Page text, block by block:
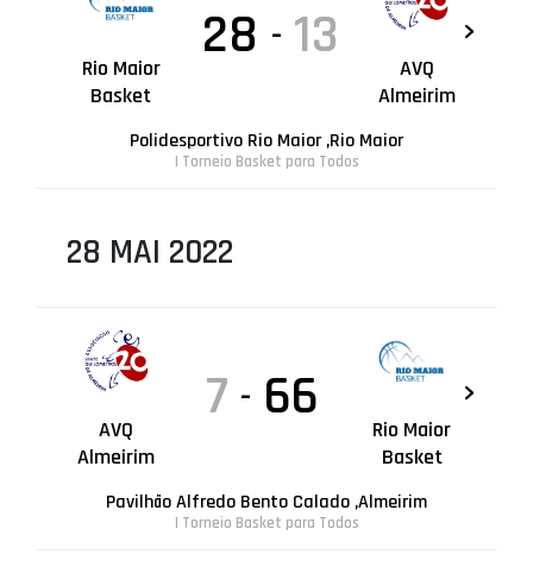
Rio Maior
Basket
28 - 13
AVQ
Almeirim
Polidesportivo Rio Maior ,Rio Maior
| Torneio Basket para Todos
28 MAI 2022
AVQ
Almeirim
7 - 66
Rio Maior
Basket
Pavilhão Alfredo Bento Calado ,Almeirim
| Torneio Basket para Todos